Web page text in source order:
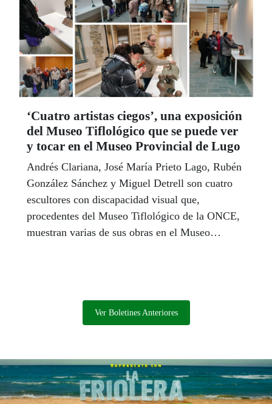
‘Cuatro artistas ciegos’, una exposición
del Museo Tiflológico que se puede ver
y tocar en el Museo Provincial de Lugo
Andrés Clariana, José María Prieto Lago, Rubén
González Sánchez y Miguel Detrell son cuatro
escultores con discapacidad visual que,
procedentes del Museo Tiflológico de la ONCE,
muestran varias de sus obras en el Museo
Ver Boletines Anteriores